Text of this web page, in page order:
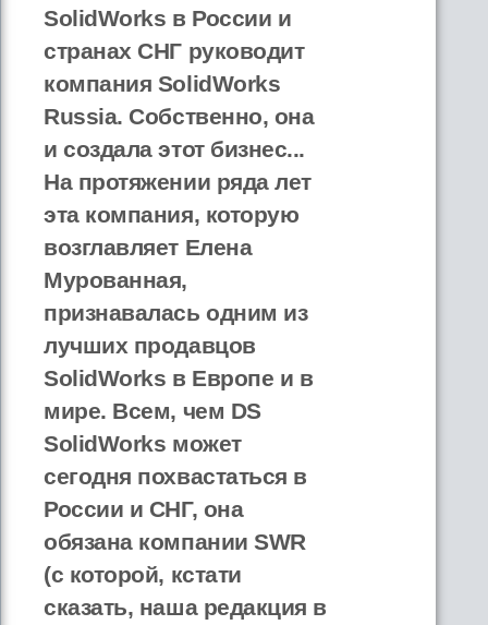
SolidWorks в России и
странах СНГ руководит
компания SolidWorks
Russia. Собственно, она
и создала этот бизнес...
На протяжении ряда лет
эта компания, которую
возглавляет Елена
Мурованная,
признавалась одним из
лучших продавцов
SolidWorks в Европе и в
мире. Всем, чем DS
SolidWorks может
сегодня похвастаться в
России и СНГ, она
обязана компании SWR
(с которой, кстати
сказать, наша редакция в